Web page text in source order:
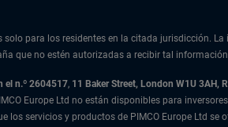
solo para los residentes en la citada jurisdicción.
que no estén autorizadas a recibir tal
el n.º 2604517, 11 Baker Street, London W1U 3AH,
Europe Ltd no están disponibles para
los servicios y productos de PIMCO Europe Ltd